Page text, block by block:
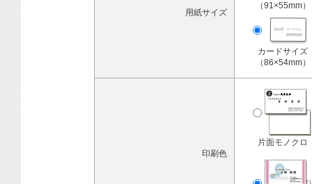
用紙サイズ
（91×55mm）
カードサイズ
（86×54mm）
印刷色
片面モノクロ